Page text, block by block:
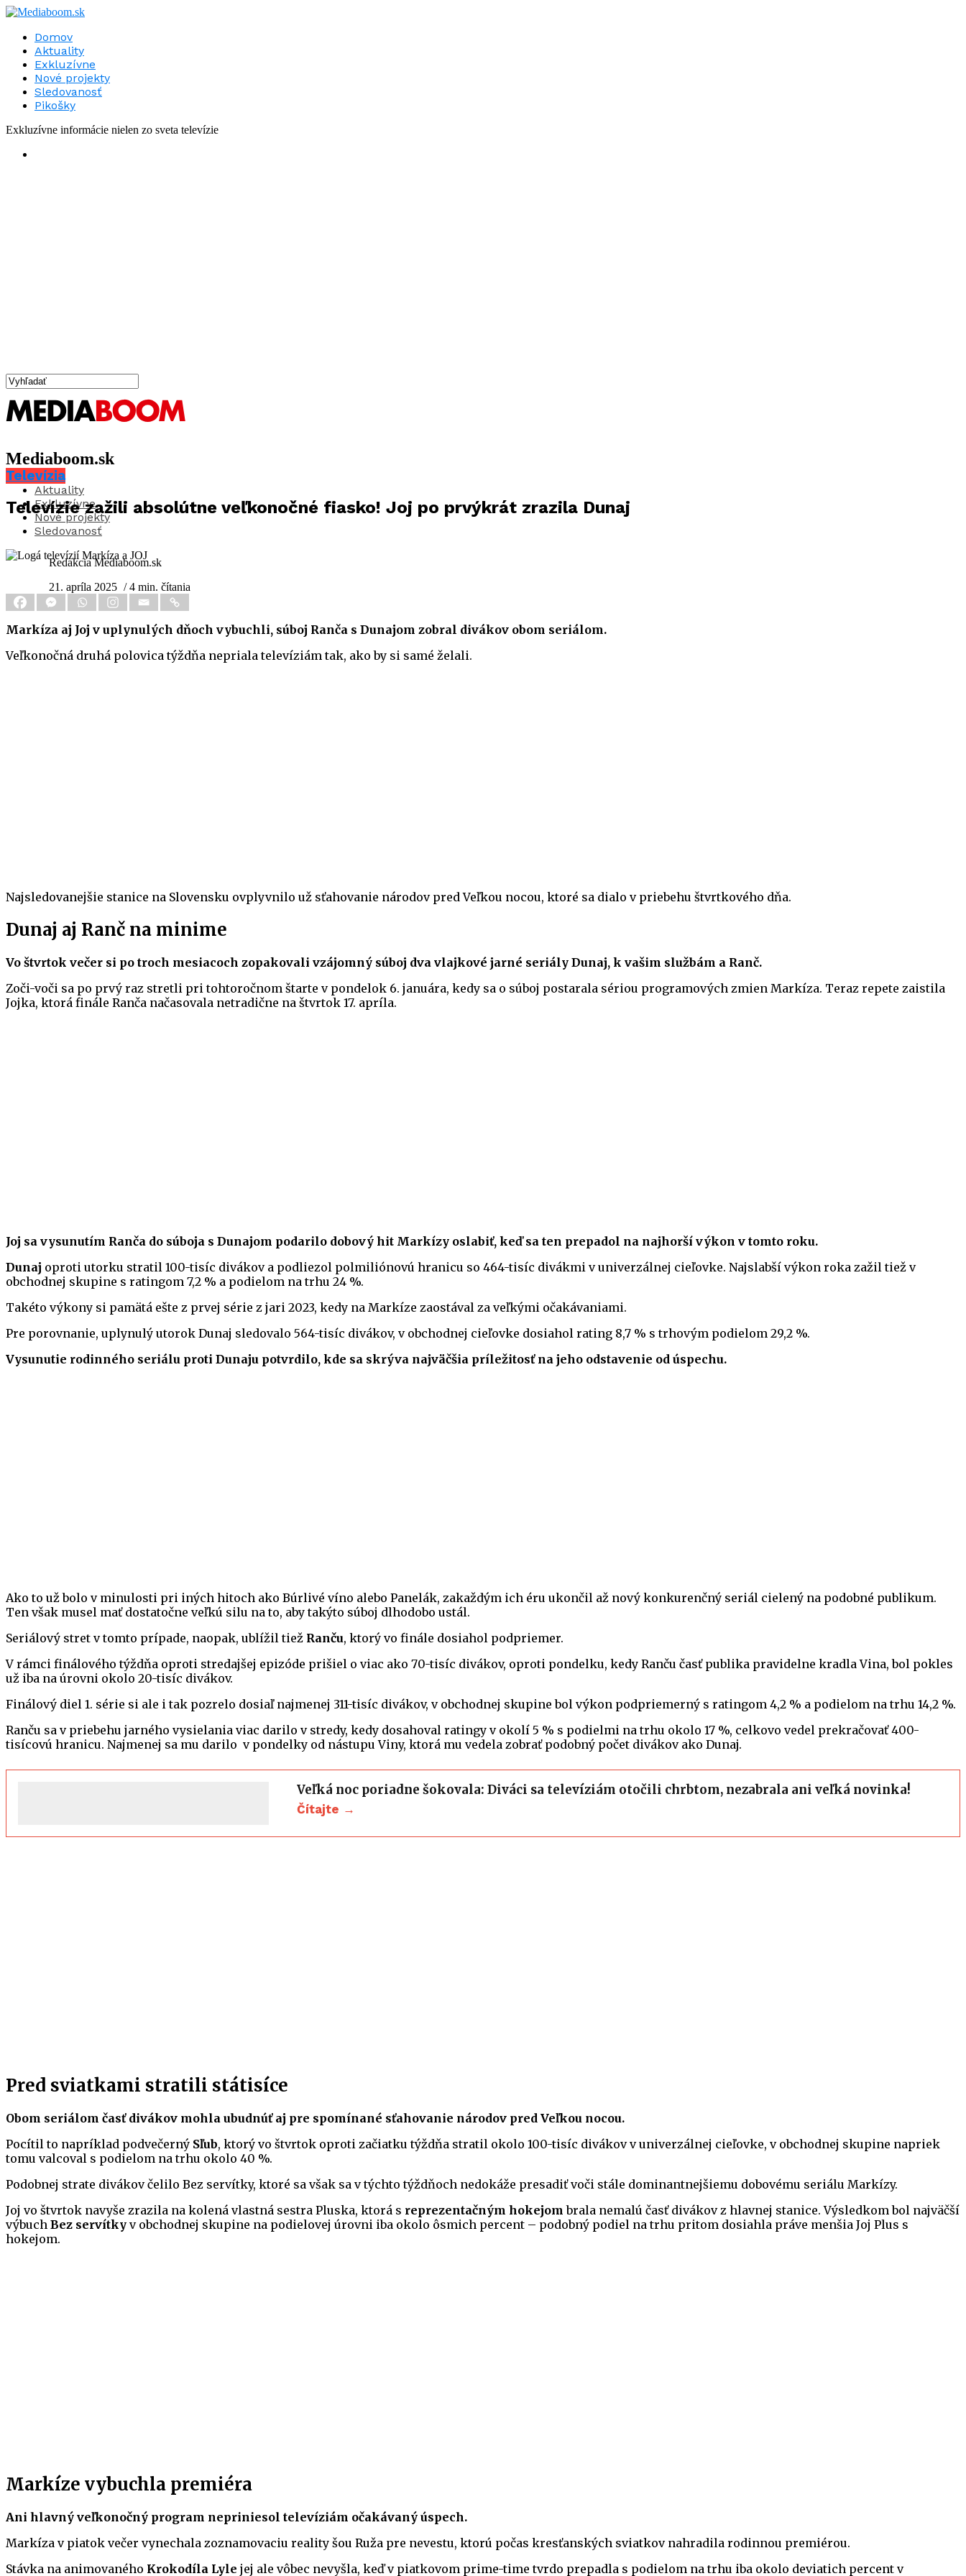
Domov
Aktuality
Exkluzívne
Nové projekty
Sledovanosť
Pikošky
Exkluzívne informácie nielen zo sveta televízie
Mediaboom.sk
Aktuality
Exkluzívne
Nové projekty
Sledovanosť
Televízia
Televízie zažili absolútne veľkonočné fiasko! Joj po prvýkrát zrazila Dunaj
Redakcia Mediaboom.sk
21. apríla 2025 / 4 min. čítania
Markíza aj Joj v uplynulých dňoch vybuchli, súboj Ranča s Dunajom zobral divákov obom seriálom.
Veľkonočná druhá polovica týždňa nepriala televíziám tak, ako by si samé želali.
Najsledovanejšie stanice na Slovensku ovplyvnilo už sťahovanie národov pred Veľkou nocou, ktoré sa dialo v priebehu štvrtkového dňa.
Dunaj aj Ranč na minime
Vo štvrtok večer si po troch mesiacoch zopakovali vzájomný súboj dva vlajkové jarné seriály Dunaj, k vašim službám a Ranč.
Zoči-voči sa po prvý raz stretli pri tohtoročnom štarte v pondelok 6. januára, kedy sa o súboj postarala sériou programových zmien Markíza. Teraz repete zaistila
Jojka, ktorá finále Ranča načasovala netradične na štvrtok 17. apríla.
Joj sa vysunutím Ranča do súboja s Dunajom podarilo dobový hit Markízy oslabiť, keď sa ten prepadol na najhorší výkon v tomto roku.
Dunaj oproti utorku stratil 100-tisíc divákov a podliezol polmiliónovú hranicu so 464-tisíc divákmi v univerzálnej cieľovke. Najslabší výkon roka zažil tiež v
obchodnej skupine s ratingom 7,2 % a podielom na trhu 24 %.
Takéto výkony si pamätá ešte z prvej série z jari 2023, kedy na Markíze zaostával za veľkými očakávaniami.
Pre porovnanie, uplynulý utorok Dunaj sledovalo 564-tisíc divákov, v obchodnej cieľovke dosiahol rating 8,7 % s trhovým podielom 29,2 %.
Vysunutie rodinného seriálu proti Dunaju potvrdilo, kde sa skrýva najväčšia príležitosť na jeho odstavenie od úspechu.
Ako to už bolo v minulosti pri iných hitoch ako Búrlivé víno alebo Panelák, zakaždým ich éru ukončil až nový konkurenčný seriál cielený na podobné publikum.
Ten však musel mať dostatočne veľkú silu na to, aby takýto súboj dlhodobo ustál.
Seriálový stret v tomto prípade, naopak, ublížil tiež Ranču, ktorý vo finále dosiahol podpriemer.
V rámci finálového týždňa oproti stredajšej epizóde prišiel o viac ako 70-tisíc divákov, oproti pondelku, kedy Ranču časť publika pravidelne kradla Vina, bol pokles
už iba na úrovni okolo 20-tisíc divákov.
Finálový diel 1. série si ale i tak pozrelo dosiaľ najmenej 311-tisíc divákov, v obchodnej skupine bol výkon podpriemerný s ratingom 4,2 % a podielom na trhu 14,2 %.
Ranču sa v priebehu jarného vysielania viac darilo v stredy, kedy dosahoval ratingy v okolí 5 % s podielmi na trhu okolo 17 %, celkovo vedel prekračovať 400-
tisícovú hranicu. Najmenej sa mu darilo v pondelky od nástupu Viny, ktorá mu vedela zobrať podobný počet divákov ako Dunaj.
Veľká noc poriadne šokovala: Diváci sa televíziám otočili chrbtom, nezabrala ani veľká novinka!
Čítajte →
Pred sviatkami stratili státisíce
Obom seriálom časť divákov mohla ubudnúť aj pre spomínané sťahovanie národov pred Veľkou nocou.
Pocítil to napríklad podvečerný Sľub, ktorý vo štvrtok oproti začiatku týždňa stratil okolo 100-tisíc divákov v univerzálnej cieľovke, v obchodnej skupine napriek
tomu valcoval s podielom na trhu okolo 40 %.
Podobnej strate divákov čelilo Bez servítky, ktoré sa však sa v týchto týždňoch nedokáže presadiť voči stále dominantnejšiemu dobovému seriálu Markízy.
Joj vo štvrtok navyše zrazila na kolená vlastná sestra Pluska, ktorá s reprezentačným hokejom brala nemalú časť divákov z hlavnej stanice. Výsledkom bol najväčší
výbuch Bez servítky v obchodnej skupine na podielovej úrovni iba okolo ôsmich percent – podobný podiel na trhu pritom dosiahla práve menšia Joj Plus s
hokejom.
Markíze vybuchla premiéra
Ani hlavný veľkonočný program nepriniesol televíziám očakávaný úspech.
Markíza v piatok večer vynechala zoznamovaciu reality šou Ruža pre nevestu, ktorú počas kresťanských sviatkov nahradila rodinnou premiérou.
Stávka na animovaného Krokodíla Lyle jej ale vôbec nevyšla, keď v piatkovom prime-time tvrdo prepadla s podielom na trhu iba okolo deviatich percent v